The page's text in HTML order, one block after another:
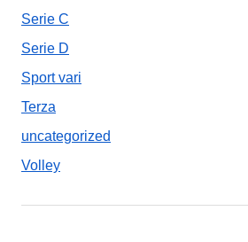
Serie C
Serie D
Sport vari
Terza
uncategorized
Volley